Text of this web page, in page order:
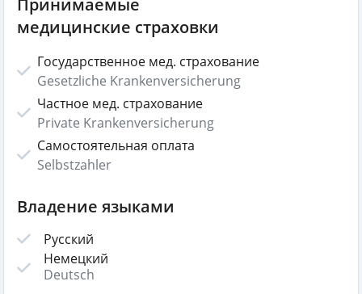
медицинские страховки
Государственное мед. страхование
Gesetzliche Krankenversicherung
Частное мед. страхование
Private Krankenversicherung
Самостоятельная оплата
Selbstzahler
Владение языками
Русский
Немецкий
Deutsch